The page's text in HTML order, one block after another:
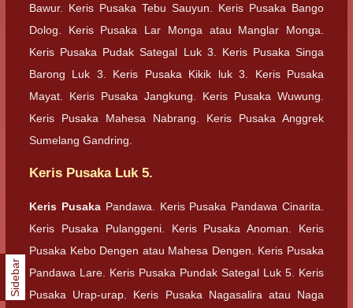
Bawur. Keris Pusaka Tebu Sauyun. Keris Pusaka Bango
Dolog. Keris Pusaka Lar Monga atau Manglar Monga.
Keris Pusaka Pudak Sategal Luk 3. Keris Pusaka Singa
Barong Luk 3. Keris Pusaka Kikik luk 3. Keris Pusaka
Mayat. Keris Pusaka Jangkung. Keris Pusaka Wuwung.
Keris Pusaka Mahesa Nabrang. Keris Pusaka Anggrek
Sumelang Gandring.
Keris Pusaka Luk 5.
Keris PusakaPandawa. Keris Pusaka Pandawa Cinarita.
Keris Pusaka Pulanggeni. Keris Pusaka Anoman. Keris
Pusaka Kebo Dengen atau Mahesa Dengen. Keris Pusaka
Pandawa Lare. Keris Pusaka Pundak Sategal Luk 5. Keris
Pusaka Urap-urap. Keris Pusaka Nagasalira atau Naga
Sidebar